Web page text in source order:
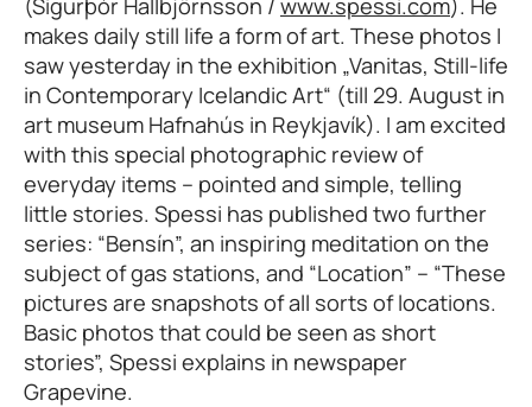
makes daily still life a form of art. These photos I
saw yesterday in the exhibition „Vanitas, Still-life
in Contemporary Icelandic Art“ (till 29. August in
art museum Hafnahús in Reykjavík). I am excited
with this special photographic review of
everyday items – pointed and simple, telling
little stories. Spessi has published two further
series: “Bensín”, an inspiring meditation on the
subject of gas stations, and “Location” – “These
pictures are snapshots of all sorts of locations.
Basic photos that could be seen as short
stories”, Spessi explains in newspaper
Grapevine.